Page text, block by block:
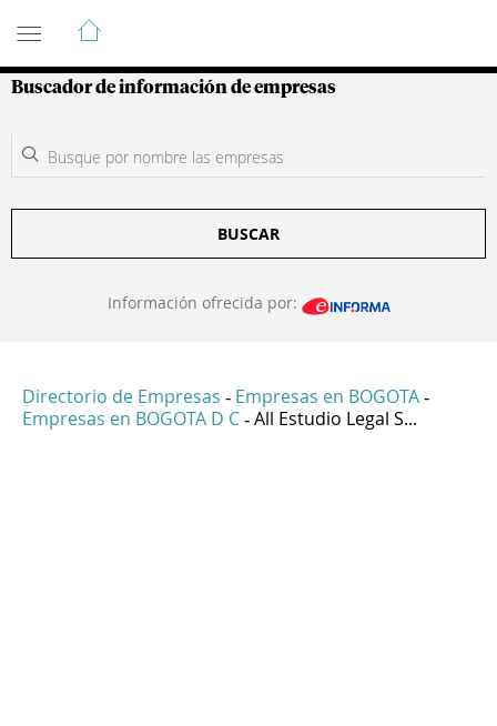
Guía de Empresas Colombianas
Buscador de información de empresas
BUSCAR
Información ofrecida por:
Directorio de Empresas - Empresas en BOGOTA -
Empresas en BOGOTA D C - All Estudio Legal S...